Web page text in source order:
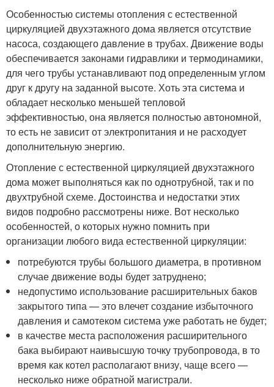
Особенностью системы отопления с естественной
циркуляцией двухэтажного дома является отсутствие
насоса, создающего давление в трубах. Движение воды
обеспечивается законами гидравлики и термодинамики,
для чего трубы устанавливают под определенным углом
друг к другу на заданной высоте. Хоть эта система и
обладает несколько меньшей тепловой
эффективностью, она является полностью автономной,
то есть не зависит от электропитания и не расходует
дополнительную энергию.
Отопление с естественной циркуляцией двухэтажного
дома может выполняться как по однотрубной, так и по
двухтрубной схеме. Достоинства и недостатки этих
видов подробно рассмотрены ниже. Вот несколько
особенностей, о которых нужно помнить при
организации любого вида естественной циркуляции:
потребуются трубы большого диаметра, в противном
случае движение воды будет затруднено;
недопустимо использование расширительных баков
закрытого типа — это влечет создание избыточного
давления и самотеком система уже работать не будет;
в качестве места расположения расширительного
бака выбирают наивысшую точку трубопровода, в то
время как котел располагают внизу, чаще всего —
несколько ниже обратной магистрали.